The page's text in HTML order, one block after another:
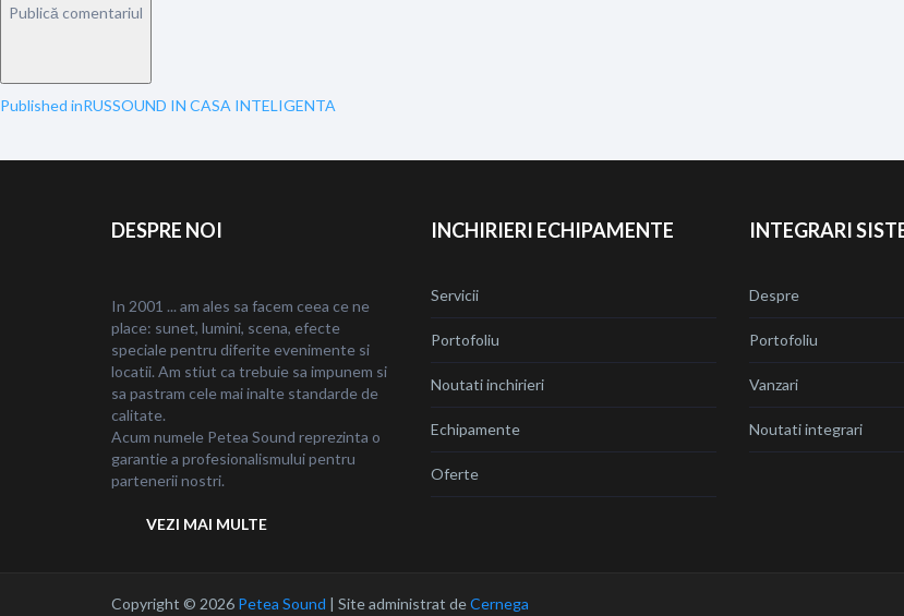
Navigare
Published inRUSSOUND IN CASA INTELIGENTA
DESPRE NOI
In 2001 ... am ales sa facem ceea ce ne
place: sunet, lumini, scena, efecte
speciale pentru diferite evenimente si
locatii. Am stiut ca trebuie sa impunem si
sa pastram cele mai inalte standarde de
calitate.
Acum numele Petea Sound reprezinta o
garantie a profesionalismului pentru
partenerii nostri.
VEZI MAI MULTE
INCHIRIERI ECHIPAMENTE
Servicii
Portofoliu
Noutati inchirieri
Echipamente
Oferte
INTEGRARI
Despre
Portofoliu
Vanzari
Noutati integrari
Copyright © 2026 Petea Sound | Site administrat deCernega